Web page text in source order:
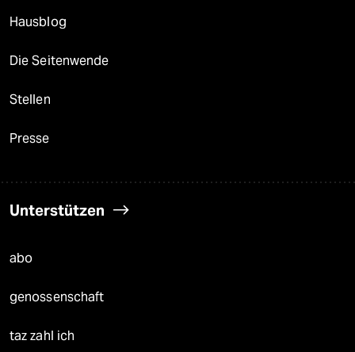
Hausblog
Die Seitenwende
Stellen
Presse
Unterstützen
abo
genossenschaft
taz zahl ich